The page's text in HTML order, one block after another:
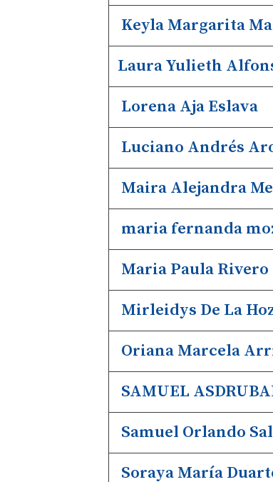
Keyla Margarita
Laura Yulieth
Lorena Aja Eslava
Luciano Andrés
Maira Alejandra
maria fernanda
Maria Paula
Mirleidys De La
Oriana Marcela
SAMUEL
Samuel Orlando
Soraya María